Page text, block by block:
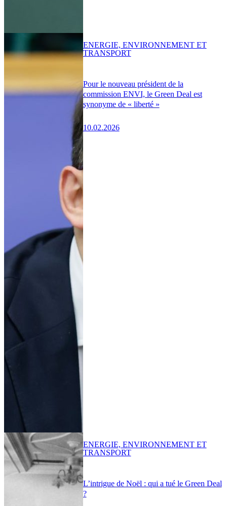
Pour le nouveau président de la
commission ENVI, le Green Deal est
synonyme de « liberté »
10.02.2026
ENERGIE, ENVIRONNEMENT ET
TRANSPORT
L’intrigue de Noël : qui a tué le Green Deal
?
ENERGIE, ENVIRONNEMENT ET
TRANSPORT